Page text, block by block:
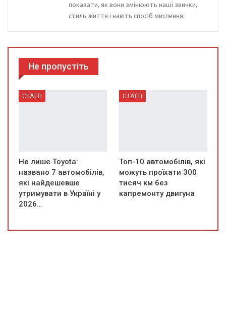
показати, як вони змінюють наші звички,
стиль життя і навіть спосіб мислення.
Не пропустіть
СТАТТІ
Не лише Toyota:
названо 7 автомобілів,
які найдешевше
утримувати в Україні у
2026…
СТАТТІ
Топ-10 автомобілів, які
можуть проїхати 300
тисяч км без
капремонту двигуна